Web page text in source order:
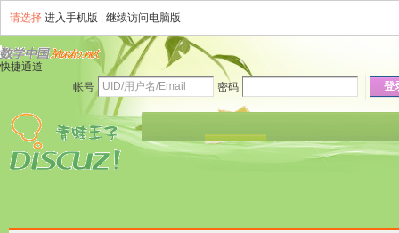
请选择 进入手机版 继续访问电脑版
快捷通道
帐号
密码 登
论坛 说说 群组